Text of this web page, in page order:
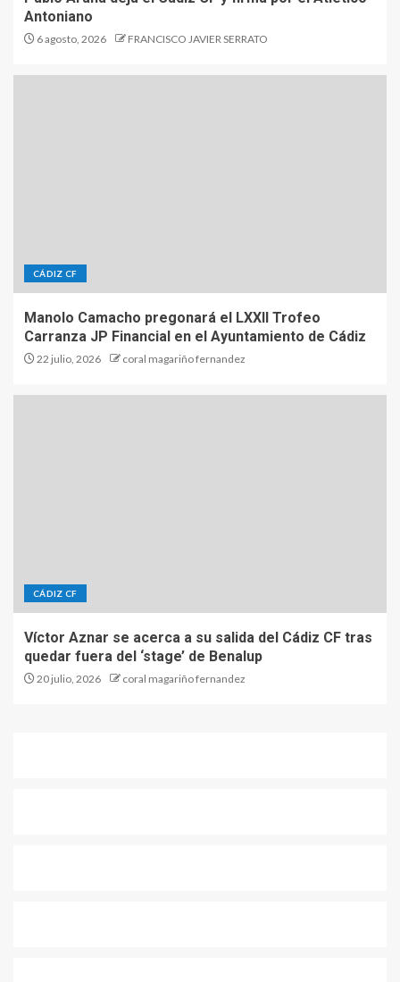
Antoniano
6 agosto, 2026 FRANCISCO JAVIER SERRATO
CÁDIZ CF
Manolo Camacho pregonará el LXXII Trofeo
Carranza JP Financial en el Ayuntamiento de Cádiz
22 julio, 2026 coral magariño fernandez
CÁDIZ CF
Víctor Aznar se acerca a su salida del Cádiz CF tras
quedar fuera del ‘stage’ de Benalup
20 julio, 2026 coral magariño fernandez